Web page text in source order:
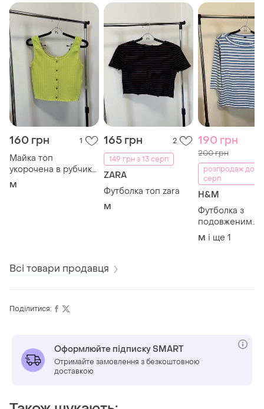
160 грн 1
Майка топ
укорочена в рубчик
pageone
M
165 грн
2
149 грн з 13 серп
ZARA
Футболка топ zara
M
190 грн
200 грн
розпродаж до 10
серп
H&M
Футболка з
подовженим
рукавом h&m
M і ще 1
Всі товари продавця
Поділитися:
Оформлюйте підписку SMART
Отримайте замовлення з безкоштовною
доставкою